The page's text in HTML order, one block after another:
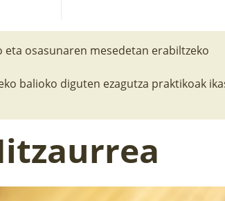
osasunaren mesedetan erabiltzeko
balioko diguten ezagutza praktikoak